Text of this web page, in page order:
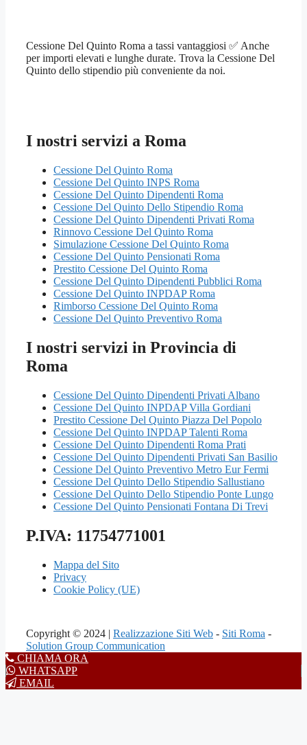
Cessione Del Quinto Roma a tassi vantaggiosi ✅ Anche
per importi elevati e lunghe durate. Trova la Cessione Del
Quinto dello stipendio più conveniente da noi.
I nostri servizi a Roma
Cessione Del Quinto Roma
Cessione Del Quinto INPS Roma
Cessione Del Quinto Dipendenti Roma
Cessione Del Quinto Dello Stipendio Roma
Cessione Del Quinto Dipendenti Privati Roma
Rinnovo Cessione Del Quinto Roma
Simulazione Cessione Del Quinto Roma
Cessione Del Quinto Pensionati Roma
Prestito Cessione Del Quinto Roma
Cessione Del Quinto Dipendenti Pubblici Roma
Cessione Del Quinto INPDAP Roma
Rimborso Cessione Del Quinto Roma
Cessione Del Quinto Preventivo Roma
I nostri servizi in Provincia di
Roma
Cessione Del Quinto Dipendenti Privati Albano
Cessione Del Quinto INPDAP Villa Gordiani
Prestito Cessione Del Quinto Piazza Del Popolo
Cessione Del Quinto INPDAP Talenti Roma
Cessione Del Quinto Dipendenti Roma Prati
Cessione Del Quinto Dipendenti Privati San Basilio
Cessione Del Quinto Preventivo Metro Eur Fermi
Cessione Del Quinto Dello Stipendio Sallustiano
Cessione Del Quinto Dello Stipendio Ponte Lungo
Cessione Del Quinto Pensionati Fontana Di Trevi
P.IVA: 11754771001
Mappa del Sito
Privacy
Cookie Policy (UE)
Copyright © 2024 | Realizzazione Siti Web - Siti Roma -
Solution Group Communication
CHIAMA ORA
WHATSAPP
EMAIL